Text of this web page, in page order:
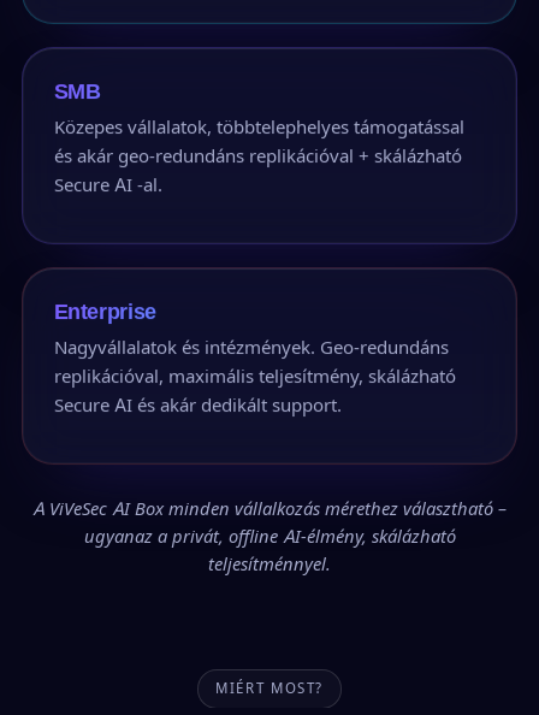
SMB
Közepes vállalatok, többtelephelyes támogatással
és akár geo-redundáns replikációval + skálázható
Secure AI -al.
Enterprise
Nagyvállalatok és intézmények. Geo-redundáns
replikációval, maximális teljesítmény, skálázható
Secure AI és akár dedikált support.
A ViVeSec AI Box minden vállalkozás mérethez választható –
ugyanaz a privát, offline AI-élmény, skálázható
teljesítménnyel.
MIÉRT MOST?